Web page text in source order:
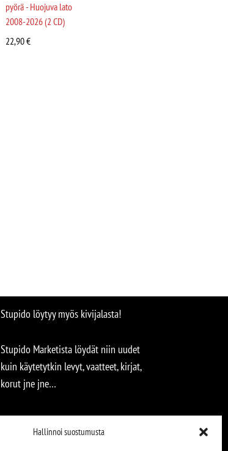
Hallinnoi suostumusta
pyörä - Huojuva lato
2008-2026 (2 CD)
22,90€
Stupido löytyy myös kivijalasta!
Stupido Marketista löydät niin uudet
kuin käytetytkin levyt, vaatteet, kirjat,
korut jne jne…